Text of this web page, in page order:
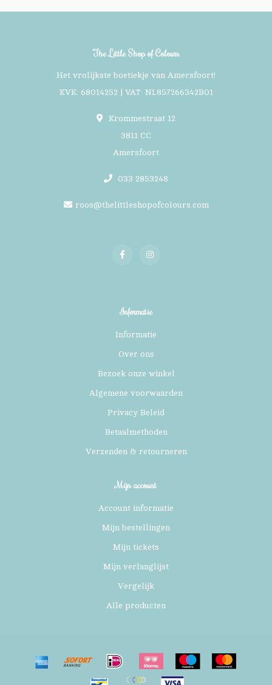
The Little Shop of Colours
Het vrolijkste boetiekje van Amersfoort!
KVK: 68014252 | VAT: NL857266342B01
Krommestraat 12
3811 CC
Amersfoort
033 2853248
roos@thelittleshopofcolours.com
Informatie
Informatie
Over ons
Bezoek onze winkel
Algemene voorwaarden
Privacy Beleid
Betaalmethoden
Verzenden & retourneren
Mijn account
Account informatie
Mijn bestellingen
Mijn tickets
Mijn verlanglijst
Vergelijk
Alle producten